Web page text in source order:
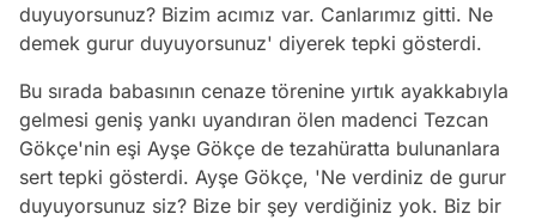
duyuyorsunuz? Bizim acımız var. Canlarımız gitti. Ne
demek gurur duyuyorsunuz' diyerek tepki gösterdi.
Bu sırada babasının cenaze törenine yırtık ayakkabıyla
gelmesi geniş yankı uyandıran ölen madenci Tezcan
Gökçe'nin eşi Ayşe Gökçe de tezahüratta bulunanlara
sert tepki gösterdi. Ayşe Gökçe, 'Ne verdiniz de gurur
duyuyorsunuz siz? Bize bir şey verdiğiniz yok. Biz bir